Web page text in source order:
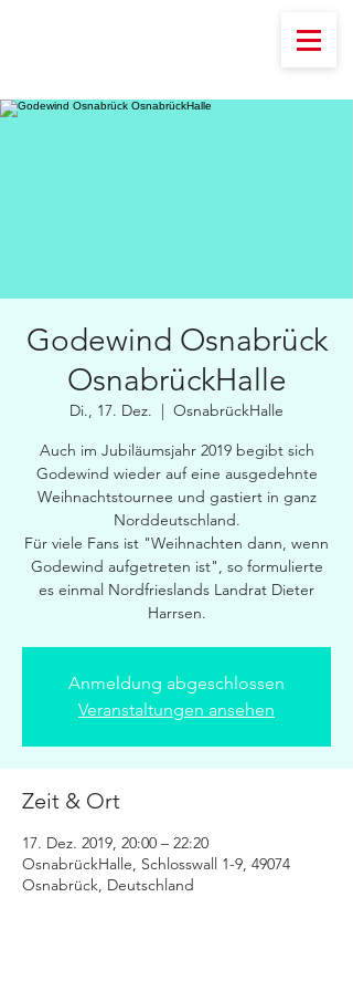
Godewind Osnabrück
OsnabrückHalle
Di., 17. Dez.
  |
OsnabrückHalle
Auch im Jubiläumsjahr 2019 begibt sich
Godewind wieder auf eine ausgedehnte
Weihnachtstournee und gastiert in ganz
Norddeutschland.
Für viele Fans ist "Weihnachten dann, wenn
Godewind aufgetreten ist", so formulierte
es einmal Nordfrieslands Landrat Dieter
Harrsen.
Anmeldung abgeschlossen
Veranstaltungen ansehen
Zeit & Ort
17. Dez. 2019, 20:00 – 22:20
OsnabrückHalle, Schlosswall 1-9, 49074
Osnabrück, Deutschland